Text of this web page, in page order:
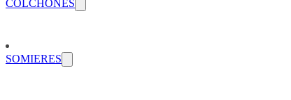
COLCHONES
SOMIERES